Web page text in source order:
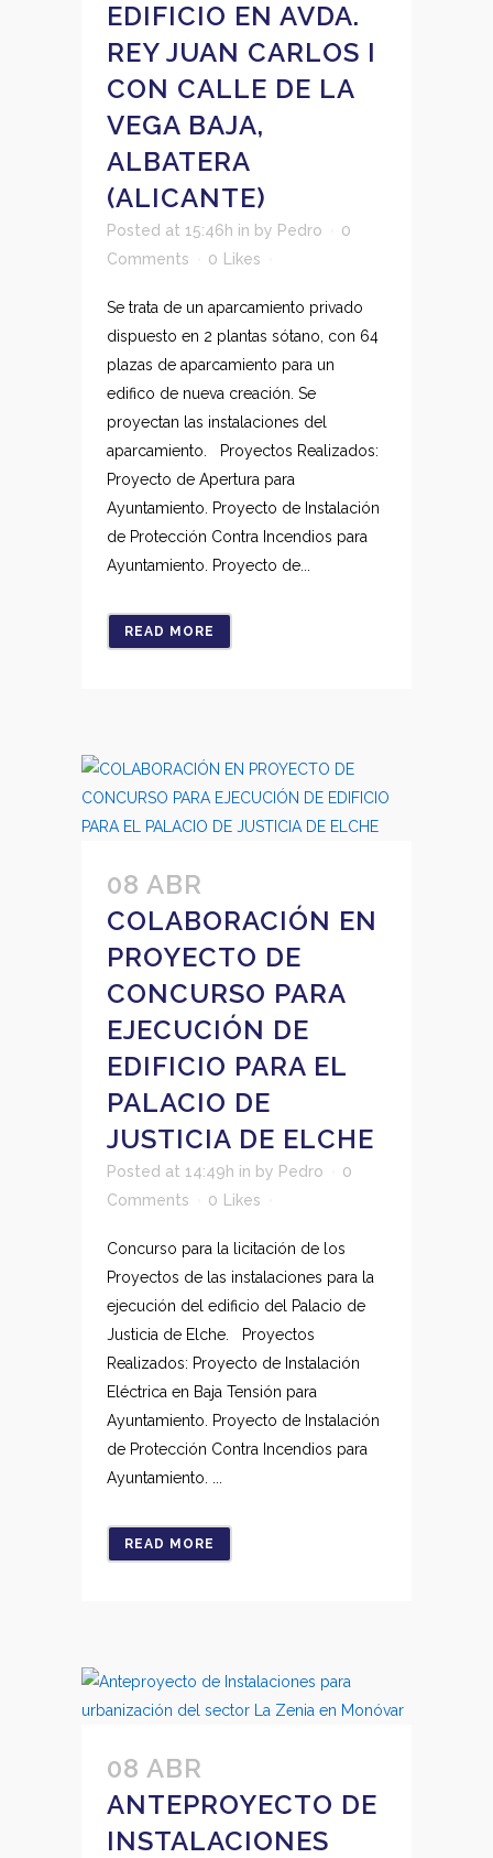
EDIFICIO EN AVDA.
REY JUAN CARLOS I
CON CALLE DE LA
VEGA BAJA,
ALBATERA
(ALICANTE)
Posted at 15:46h in by Pedro
0
Comments
0 Likes
Se trata de un aparcamiento privado
dispuesto en 2 plantas sótano, con 64
plazas de aparcamiento para un
edifico de nueva creación. Se
proyectan las instalaciones del
aparcamiento. Proyectos Realizados:
Proyecto de Apertura para
Ayuntamiento. Proyecto de Instalación
de Protección Contra Incendios para
Ayuntamiento. Proyecto de...
READ MORE
08 ABR
COLABORACIÓN EN
PROYECTO DE
CONCURSO PARA
EJECUCIÓN DE
EDIFICIO PARA EL
PALACIO DE
JUSTICIA DE ELCHE
Posted at 14:49h in by Pedro
0
Comments
0 Likes
Concurso para la licitación de los
Proyectos de las instalaciones para la
ejecución del edificio del Palacio de
Justicia de Elche. Proyectos
Realizados: Proyecto de Instalación
Eléctrica en Baja Tensión para
Ayuntamiento. Proyecto de Instalación
de Protección Contra Incendios para
Ayuntamiento. ...
READ MORE
08 ABR
ANTEPROYECTO DE
INSTALACIONES